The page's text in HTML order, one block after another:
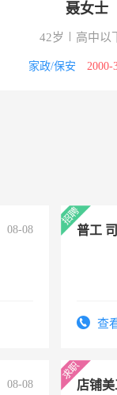
聂女士
42岁 高中以
家政/保安 2000-
08-08 普工
查
08-08 店铺美